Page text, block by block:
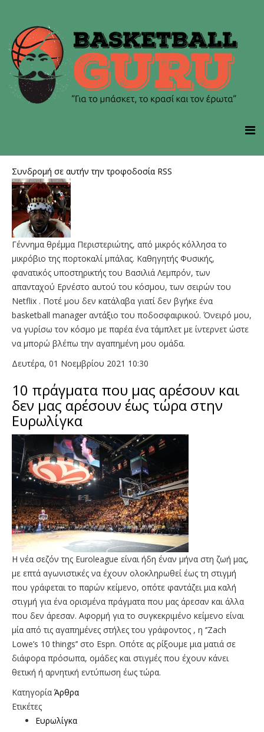
Συνδρομή σε αυτήν την τροφοδοσία RSS
Γέννημα θρέμμα Περιστεριώτης, από μικρός κόλλησα το
μικρόβιο της πορτοκαλί μπάλας. Καθηγητής Φυσικής,
φανατικός υποστηρικτής του Βασιλιά Λεμπρόν, των
απανταχού Ερνέστο αυτού του κόσμου, των σειρών του
Νetflix . Ποτέ μου δεν κατάλαβα γιατί δεν βγήκε ένα
basketball manager αντάξιο του ποδοσφαιρικού. Όνειρό μου,
να γυρίσω τον κόσμο με παρέα ένα τάμπλετ με ίντερνετ ώστε
να μπορώ βλέπω την αγαπημένη μου ομάδα.
Δευτέρα, 01 Νοεμβρίου 2021 10:30
10 πράγματα που μας αρέσουν και
δεν μας αρέσουν έως τώρα στην
Ευρωλίγκα
Η νέα σεζόν της Euroleague είναι ήδη έναν μήνα στη ζωή μας,
με επτά αγωνιστικές να έχουν ολοκληρωθεί έως τη στιγμή
που γράφεται το παρών κείμενο, οπότε φαντάζει μια καλή
στιγμή για ένα ορισμένα πράγματα που μας άρεσαν και άλλα
που δεν άρεσαν. Αφορμή για το συγκεκριμένο κείμενο είναι
μία από τις αγαπημένες στήλες του γράφοντος , η ‘’Zach
Lowe’s 10 things’’ στο Espn. Οπότε ας ρίξουμε μια ματιά σε
διάφορα πρόσωπα, ομάδες και στιγμές που έχουν κάνει
θετική ή αρνητική εντύπωση έως τώρα.
Κατηγορία Άρθρα
Ετικέτες
Ευρωλίγκα